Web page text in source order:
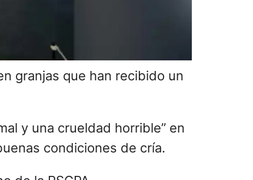
granjas que han recibido un
y una crueldad horrible” en
condiciones de cría.